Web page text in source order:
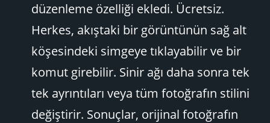
a
n
i
h
i
düzenleme özelliği ekledi. Ücretsiz.
Herkes, akıştaki bir görüntünün sağ alt
köşesindeki simgeye tıklayabilir ve bir
komut girebilir. Sinir ağı daha sonra tek
tek ayrıntıları veya tüm fotoğrafın stilini
değiştirir. Sonuçlar, orijinal fotoğrafın